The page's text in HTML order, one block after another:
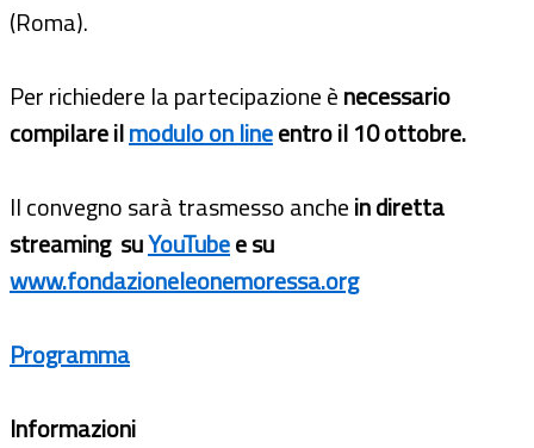
(Roma).
Per richiedere la partecipazione ènecessario
compilare ilmodulo on lineentro il 10 ottobre.
Il convegno sarà trasmesso anchein diretta
streaming suYouTubee su
www.fondazioneleonemoressa.org
Programma
Informazioni